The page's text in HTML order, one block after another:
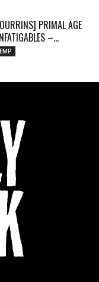
PRIMAL AGE
–...